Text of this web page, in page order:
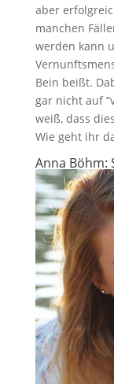
aber
manchen
werden kann
Bein beißt.
gar nicht auf
weiß, dass
Wie geht ihr
Anna Böhm: